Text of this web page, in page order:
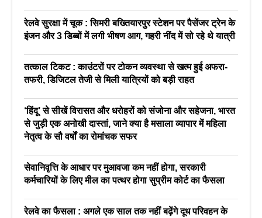
रेलवे सुरक्षा में चूक : सिमरी बख्तियारपुर स्टेशन पर पैसेंजर ट्रेन के
इंजन और 3 डिब्बों में लगी भीषण आग, गहरी नींद में सो रहे थे यात्री
तत्काल टिकट : काउंटरों पर टोकन व्यवस्था से खत्म हुई अफरा-
तफरी, डिजिटल तेजी से मिली यात्रियों को बड़ी राहत
‘हिंदू’ से सीखें विरासत और धरोहरों को संजोना और सहेजना, भारत
से जुड़ी एक अनोखी दास्तां, जाने क्या है मसाला व्यापार में महिला
नेतृत्व के सौ वर्षों का रोमांचक सफर
सेवानिवृत्ति के आधार पर मुआवजा कम नहीं होगा, सरकारी
कर्मचारियों के लिए मील का पत्थर होगा सुप्रीम कोर्ट का फैसला
रेलवे का फैसला : अगले एक साल तक नहीं बढ़ेंगे दूध परिवहन के